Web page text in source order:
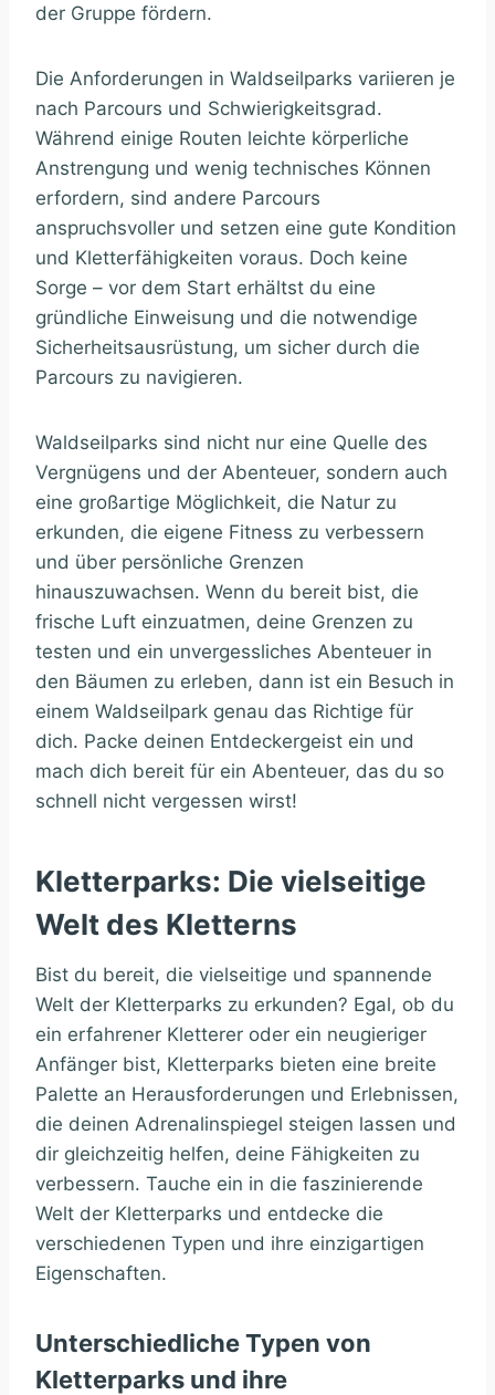
der Gruppe fördern.
Die Anforderungen in Waldseilparks variieren je
nach Parcours und Schwierigkeitsgrad.
Während einige Routen leichte körperliche
Anstrengung und wenig technisches Können
erfordern, sind andere Parcours
anspruchsvoller und setzen eine gute Kondition
und Kletterfähigkeiten voraus. Doch keine
Sorge – vor dem Start erhältst du eine
gründliche Einweisung und die notwendige
Sicherheitsausrüstung, um sicher durch die
Parcours zu navigieren.
Waldseilparks sind nicht nur eine Quelle des
Vergnügens und der Abenteuer, sondern auch
eine großartige Möglichkeit, die Natur zu
erkunden, die eigene Fitness zu verbessern
und über persönliche Grenzen
hinauszuwachsen. Wenn du bereit bist, die
frische Luft einzuatmen, deine Grenzen zu
testen und ein unvergessliches Abenteuer in
den Bäumen zu erleben, dann ist ein Besuch in
einem Waldseilpark genau das Richtige für
dich. Packe deinen Entdeckergeist ein und
mach dich bereit für ein Abenteuer, das du so
schnell nicht vergessen wirst!
Kletterparks: Die vielseitige
Welt des Kletterns
Bist du bereit, die vielseitige und spannende
Welt der Kletterparks zu erkunden? Egal, ob du
ein erfahrener Kletterer oder ein neugieriger
Anfänger bist, Kletterparks bieten eine breite
Palette an Herausforderungen und Erlebnissen,
die deinen Adrenalinspiegel steigen lassen und
dir gleichzeitig helfen, deine Fähigkeiten zu
verbessern. Tauche ein in die faszinierende
Welt der Kletterparks und entdecke die
verschiedenen Typen und ihre einzigartigen
Eigenschaften.
Unterschiedliche Typen von
Kletterparks und ihre